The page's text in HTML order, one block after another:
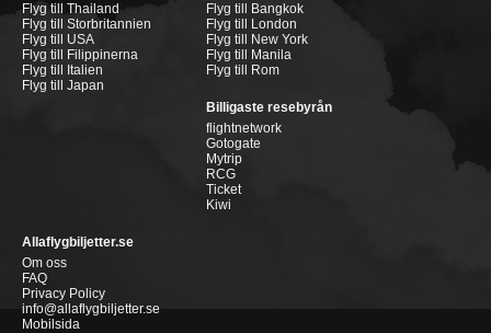
Flyg till Thailand
Flyg till Storbritannien
Flyg till USA
Flyg till Filippinerna
Flyg till Italien
Flyg till Japan
Flyg till Bangkok
Flyg till London
Flyg till New York
Flyg till Manila
Flyg till Rom
Billigaste resebyrån
flightnetwork
Gotogate
Mytrip
RCG
Ticket
Kiwi
Allaflygbiljetter.se
Om oss
FAQ
Privacy Policy
info@allaflygbiljetter.se
Mobilsida